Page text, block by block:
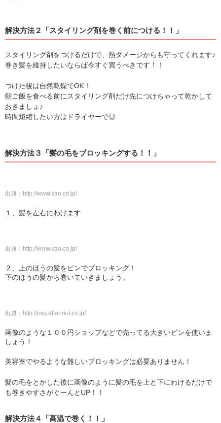
解決方法２「スタイリング剤を巻く前につける！！」
スタイリング剤をつけるだけで、熱ダメージからも守ってくれます♪
巻き髪を維持したいならば今すぐ買うべきです！！
つけた後は自然乾燥でOK！
朝ご飯を食べる前にスタイリング剤だけ先につけちゃって乾かして
おきましょ♪
時間短縮したい方はドライヤーで◎
解決方法３「髪の毛をブロッキングする！！」
出典： http://www.kao.co.jp/
１、髪を左右にわけます
出典： http://www.kao.co.jp/
２、上のほうの髪をピンでブロッキング！
下のほうの髪から巻いていきましょう。
出典： http://img.allabout.co.jp/
画像のような１００円ショップなどで売ってる大きいピンを使いま
しょう！
美容室でやるような難しいブロッキングは必要ありません！
髪の毛をとかした後に画像のように髪の毛を上と下にわけるだけで
も巻きやすさがぐーんとUP！！
解決方法４「高温で巻く！！」